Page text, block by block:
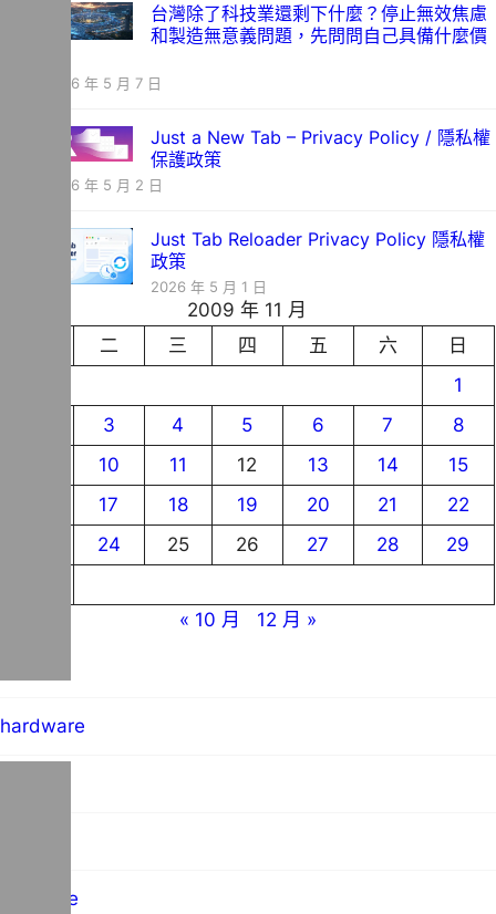
台灣除了科技業還剩下什麼？停止無效焦慮
和製造無意義問題，先問問自己具備什麼價
2026 年 5 月 7 日
Just a New Tab – Privacy Policy / 隱私權
保護政策
2026 年 5 月 2 日
Just Tab Reloader Privacy Policy 隱私權
政策
2026 年 5 月 1 日
2009 年 11 月
二 三 四 五 六
日
1
3 4 5 6 7
8
10 11 12 13 14
15
17 18 19 20 21
22
24 25 26 27 28
29
« 10 月
12 月 »
hardware
software